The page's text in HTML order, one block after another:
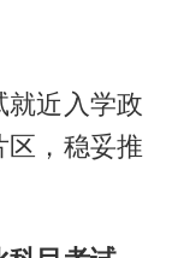
就近入学政
区，稳妥推